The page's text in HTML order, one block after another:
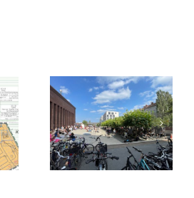
10 Jahre KINDL
– Zentrum für
zeitgenössische
Kunst